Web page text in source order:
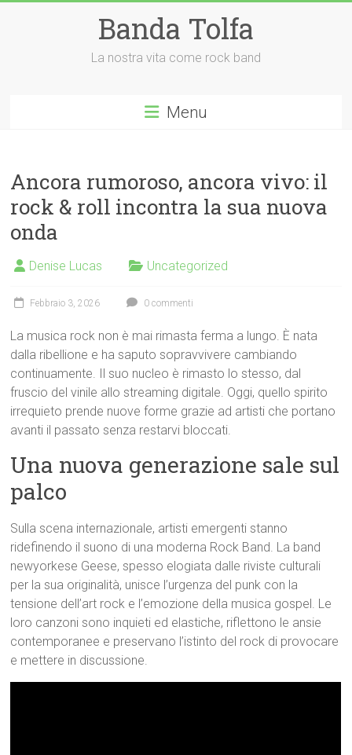
Banda Tolfa
La nostra vita come rock band
Menu
Ancora rumoroso, ancora vivo: il
rock & roll incontra la sua nuova
onda
Denise Lucas Uncategorized
Febbraio 3, 2026 0 commenti
La musica rock non è mai rimasta ferma a lungo. È nata
dalla ribellione e ha saputo sopravvivere cambiando
continuamente. Il suo nucleo è rimasto lo stesso, dal
fruscio del vinile allo streaming digitale. Oggi, quello spirito
irrequieto prende nuove forme grazie ad artisti che portano
avanti il passato senza restarvi bloccati.
Una nuova generazione sale sul
palco
Sulla scena internazionale, artisti emergenti stanno
ridefinendo il suono di una moderna Rock Band. La band
newyorkese Geese, spesso elogiata dalle riviste culturali
per la sua originalità, unisce l’urgenza del punk con la
tensione dell’art rock e l’emozione della musica gospel. Le
loro canzoni sono inquieti ed elastiche, riflettono le ansie
contemporanee e preservano l’istinto del rock di provocare
e mettere in discussione.